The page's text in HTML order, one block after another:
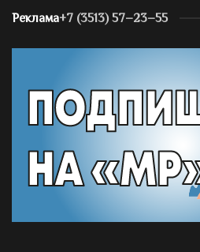
Реклама+7 (3513) 57–23–55